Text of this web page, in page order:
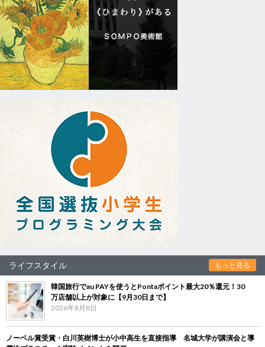
ライフスタイル もっと見る
韓国旅行でau PAYを使うとPontaポイント最大20％還元！30
万店舗以上が対象に【9月30日まで】
2026年8月8日
ノーベル賞受賞・白川英樹博士が小中高生を直接指導 名城大学が講演会と導